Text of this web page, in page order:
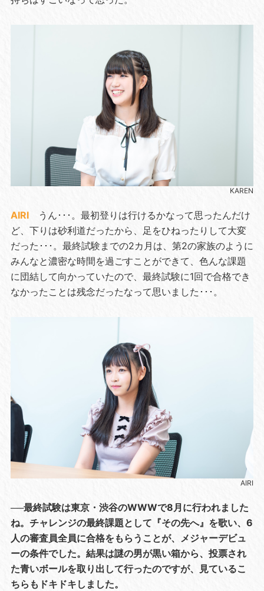
KAREN
AIRI
うん･･･。最初登りは行けるかなって思ったんだけ
ど、下りは砂利道だったから、足をひねったりして大変
だった･･･。最終試験までの2カ月は、第2の家族のように
みんなと濃密な時間を過ごすことができて、色んな課題
に団結して向かっていたので、最終試験に1回で合格でき
なかったことは残念だったなって思いました･･･。
AIRI
──最終試験は東京・渋谷のWWWで8月に行われました
ね。チャレンジの最終課題として『その先へ』を歌い、6
人の審査員全員に合格をもらうことが、メジャーデビュ
ーの条件でした。結果は謎の男が黒い箱から、投票され
た青いボールを取り出して行ったのですが、見ているこ
ちらもドキドキしました。